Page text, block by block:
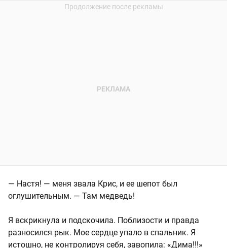
— Настя! — меня звала Крис, и ее шепот был
оглушительным. — Там медведь!
Я вскрикнула и подскочила. Поблизости и правда
разносился рык. Мое сердце упало в спальник. Я
истошно, не контролируя себя, завопила: «Дима!!!»